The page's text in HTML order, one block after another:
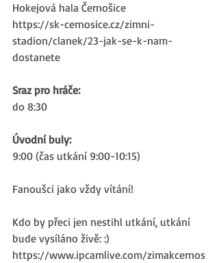
Hokejová hala Černošice
https://sk-cernosice.cz/zimni-
stadion/clanek/23-jak-se-k-nam-
dostanete
Sraz pro hráče:
do 8:30
Úvodní buly:
9:00 (čas utkání 9:00-10:15)
Fanoušci jako vždy vítání!
Kdo by přeci jen nestihl utkání, utkání
bude vysíláno živě: :)
https://www.ipcamlive.com/zimakcernos